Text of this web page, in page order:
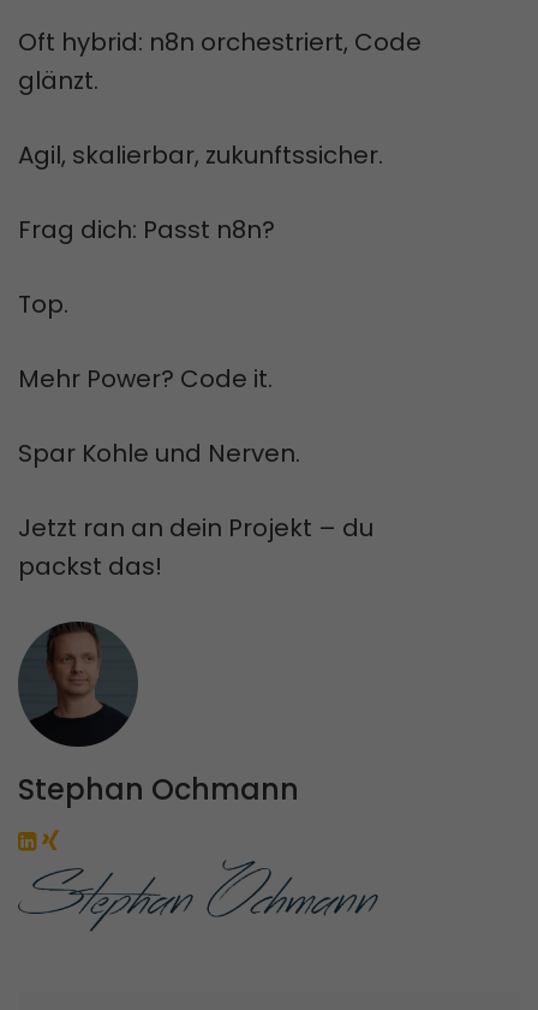
Oft hybrid: n8n orchestriert, Code
glänzt.
Agil, skalierbar, zukunftssicher.
Frag dich: Passt n8n?
Top.
Mehr Power? Code it.
Spar Kohle und Nerven.
Jetzt ran an dein Projekt – du
packst das!
Stephan Ochmann